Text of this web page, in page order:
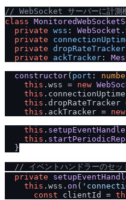
/ / WebSocket サーバーに計測
class
private wss : WebSocket .
private
private dropRateTracker
private
ackTracker :
constructor( port :
this . wss = new
this . connectionUptime
this . dropRateTracker
this . ackTracker = new
this .
this .
  }
/ / イベントハンドラーのセッ
private
this . wss . on (
const clientId =